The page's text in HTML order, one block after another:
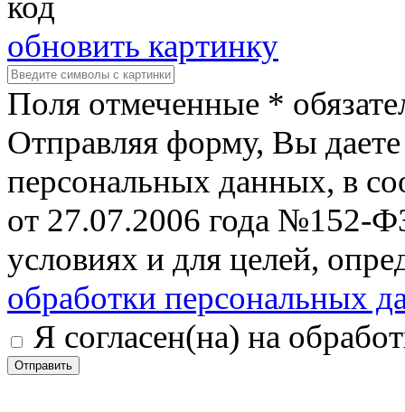
обновить картинку
Поля отмеченные *
Отправляя форму, Вы даете
персональных данных, в
от 27.07.2006 года №152-
условиях и для целей,
обработки персональных
Я согласен(на) на
Отправить